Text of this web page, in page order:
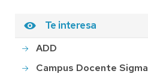
Te interesa
ADD
Campus Docente Sigma